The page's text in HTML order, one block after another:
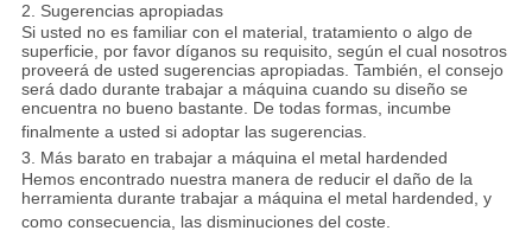
2. Sugerencias apropiadas
Si usted no es familiar con el material, tratamiento o algo de
superficie, por favor díganos su requisito, según el cual nosotros
proveerá de usted sugerencias apropiadas. También, el consejo
será dado durante trabajar a máquina cuando su diseño se
encuentra no bueno bastante. De todas formas, incumbe
finalmente a usted si adoptar las sugerencias.
3. Más barato en trabajar a máquina el metal hardended
Hemos encontrado nuestra manera de reducir el daño de la
herramienta durante trabajar a máquina el metal hardended, y
como consecuencia, las disminuciones del coste.